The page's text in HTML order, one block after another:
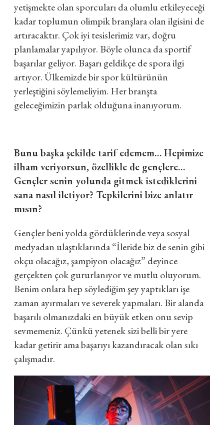
yetişmekte olan sporcuları da olumlu etkileyeceği
kadar toplumun olimpik branşlara olan ilgisini de
artıracaktır. Çok iyi tesislerimiz var, doğru
planlamalar yapılıyor. Böyle olunca da sportif
başarılar geliyor. Başarı geldikçe de spora ilgi
artıyor. Ülkemizde bir spor kültürünün
yerleştiğini söylemeliyim. Her branşta
geleceğimizin parlak olduğuna inanıyorum.
Bunu başka şekilde tarif edemem… Hepimize
ilham veriyorsun, özellikle de gençlere…
Gençler senin yolunda gitmek istediklerini
sana nasıl iletiyor? Tepkilerini bize anlatır
mısın?
Gençler beni yolda gördüklerinde veya sosyal
medyadan ulaştıklarında “İleride biz de senin gibi
okçu olacağız, şampiyon olacağız” deyince
gerçekten çok gururlanıyor ve mutlu oluyorum.
Benim onlara hep söylediğim şey yaptıkları işe
zaman ayırmaları ve severek yapmaları. Bir alanda
başarılı olmanızdaki en büyük etken onu sevip
sevmemeniz. Çünkü yetenek sizi belli bir yere
kadar getirir ama başarıyı kazandıracak olan sıkı
çalışmadır.